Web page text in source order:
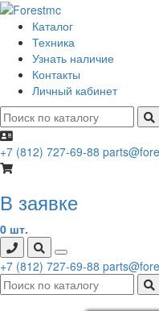
Каталог
Техника
Узнать наличие
Контакты
Личный кабинет
+7 (812) 727-69-88
В заявке
0 шт.
+7 (812) 727-69-88